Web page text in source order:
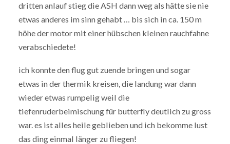
dritten anlauf stieg die ASH dann weg als hätte sie nie
etwas anderes im sinn gehabt … bis sich in ca. 150 m
höhe der motor mit einer hübschen kleinen rauchfahne
verabschiedete!
ich konnte den flug gut zuende bringen und sogar
etwas in der thermik kreisen, die landung war dann
wieder etwas rumpelig weil die
tiefenruderbeimischung für butterfly deutlich zu gross
war. es ist alles heile geblieben und ich bekomme lust
das ding einmal länger zu fliegen!